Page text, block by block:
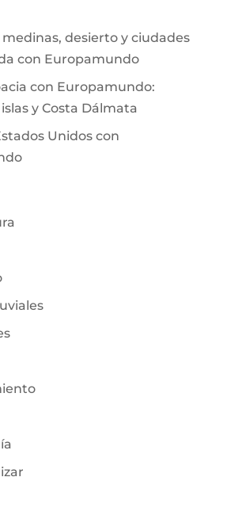
desierto y ciudades
con Europamundo
con Europamundo:
y Costa Dálmata
Unidos con